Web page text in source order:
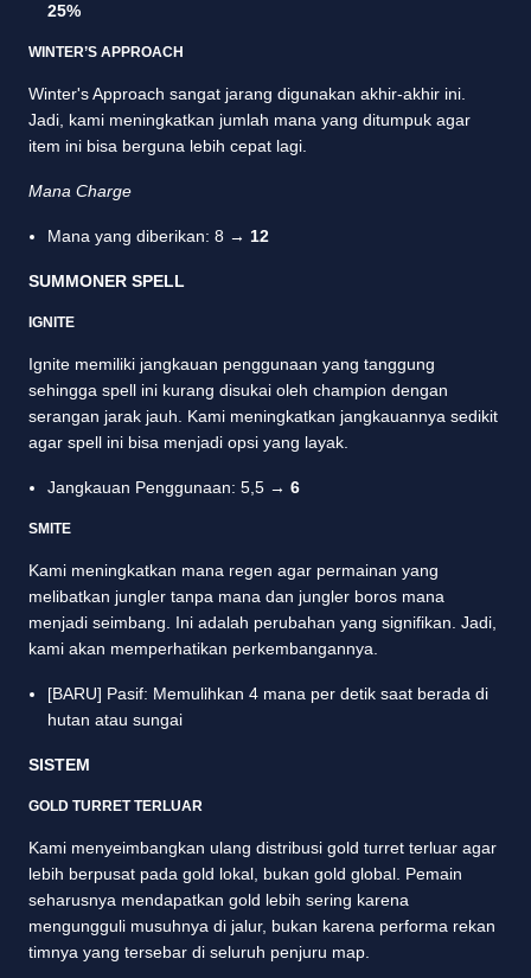
25%
WINTER’S APPROACH
Winter's Approach sangat jarang digunakan akhir-akhir ini.
Jadi, kami meningkatkan jumlah mana yang ditumpuk agar
item ini bisa berguna lebih cepat lagi.
Mana Charge
Mana yang diberikan: 8 → 12
SUMMONER SPELL
IGNITE
Ignite memiliki jangkauan penggunaan yang tanggung
sehingga spell ini kurang disukai oleh champion dengan
serangan jarak jauh. Kami meningkatkan jangkauannya sedikit
agar spell ini bisa menjadi opsi yang layak.
Jangkauan Penggunaan: 5,5 → 6
SMITE
Kami meningkatkan mana regen agar permainan yang
melibatkan jungler tanpa mana dan jungler boros mana
menjadi seimbang. Ini adalah perubahan yang signifikan. Jadi,
kami akan memperhatikan perkembangannya.
[BARU] Pasif: Memulihkan 4 mana per detik saat berada di
hutan atau sungai
SISTEM
GOLD TURRET TERLUAR
Kami menyeimbangkan ulang distribusi gold turret terluar agar
lebih berpusat pada gold lokal, bukan gold global. Pemain
seharusnya mendapatkan gold lebih sering karena
mengungguli musuhnya di jalur, bukan karena performa rekan
timnya yang tersebar di seluruh penjuru map.